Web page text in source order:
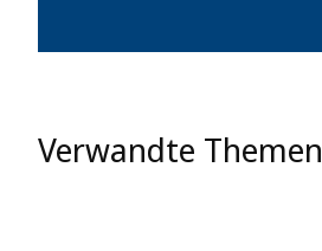
Verwandte Themen